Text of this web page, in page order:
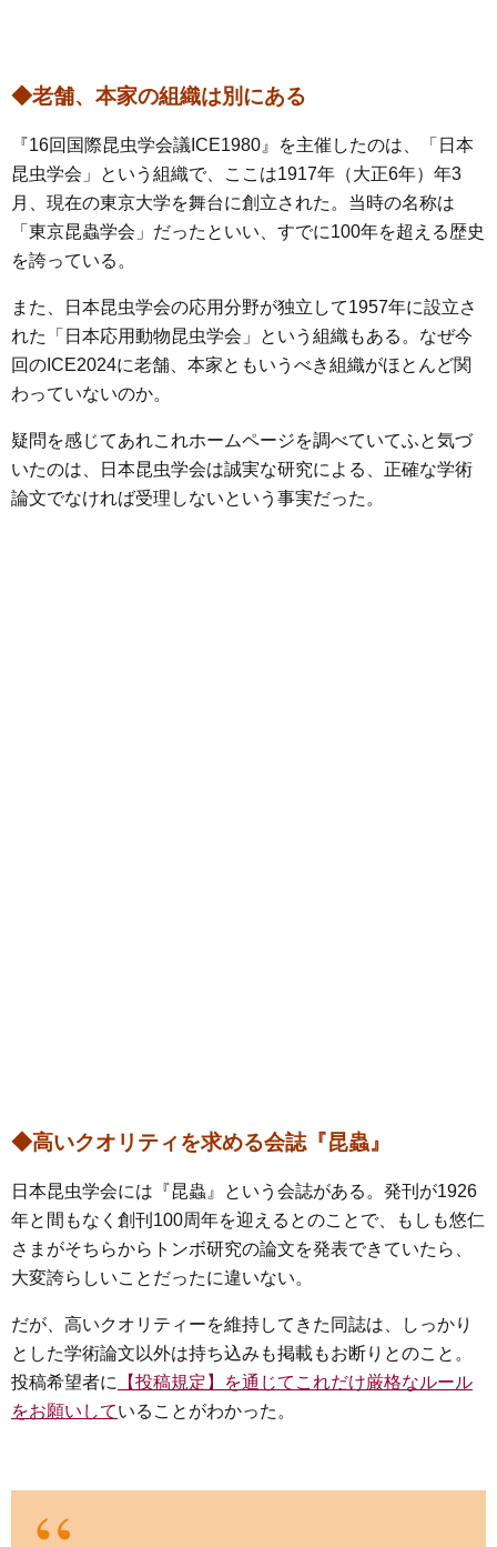
◆老舗、本家の組織は別にある
『16回国際昆虫学会議ICE1980』を主催したのは、「日本
昆虫学会」という組織で、ここは1917年（大正6年）年3
月、現在の東京大学を舞台に創立された。当時の名称は
「東京昆蟲学会」だったといい、すでに100年を超える歴史
を誇っている。
また、日本昆虫学会の応用分野が独立して1957年に設立さ
れた「日本応用動物昆虫学会」という組織もある。なぜ今
回のICE2024に老舗、本家ともいうべき組織がほとんど関
わっていないのか。
疑問を感じてあれこれホームページを調べていてふと気づ
いたのは、日本昆虫学会は誠実な研究による、正確な学術
論文でなければ受理しないという事実だった。
◆高いクオリティを求める会誌『昆蟲』
日本昆虫学会には『昆蟲』という会誌がある。発刊が1926
年と間もなく創刊100周年を迎えるとのことで、もしも悠仁
さまがそちらからトンボ研究の論文を発表できていたら、
大変誇らしいことだったに違いない。
だが、高いクオリティーを維持してきた同誌は、しっかり
とした学術論文以外は持ち込みも掲載もお断りとのこと。
投稿希望者に
【投稿規定】を通じてこれだけ厳格なルール
をお願いしていることがわかった。